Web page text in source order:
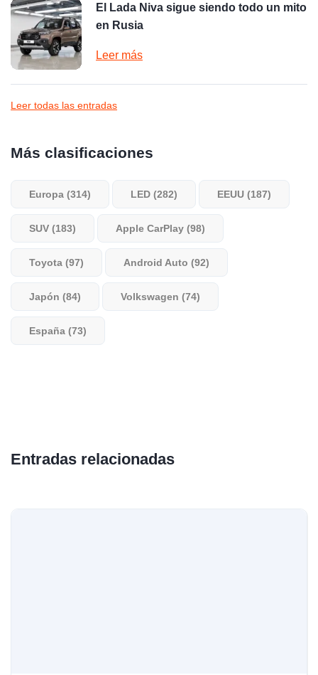
El Lada Niva sigue siendo todo un mito
en Rusia
Leer más
Leer todas las entradas
Más clasificaciones
Europa (314) LED (282) EEUU (187)
SUV (183) Apple CarPlay (98)
Toyota (97) Android Auto (92)
Japón (84) Volkswagen (74)
España (73)
Entradas relacionadas